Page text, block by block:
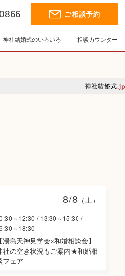
ご相談予約
神社結婚式のいろいろ
神前式とは
神社コラム
挙式の流れ
神社結婚式.jpチャンネル
相談カウンター
8/8 （土）
～12:30 / 13:30～15:30 /
～18:30
湯島天神見学会×和婚相談会】
社の空き状況もご案内★和婚相
フェア